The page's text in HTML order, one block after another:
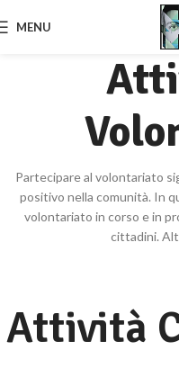
MENU
Partecipare al volontariato
positivo nella comunità. In
volontariato in corso e in
cittadini.
Attività